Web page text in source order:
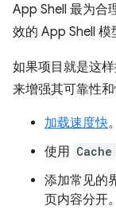
App Shell 最为合
效的 App Shell 模
如果项目就是这
来增强其可靠性
加载速度快。
使用 Cache
添加常见的
页内容分开。